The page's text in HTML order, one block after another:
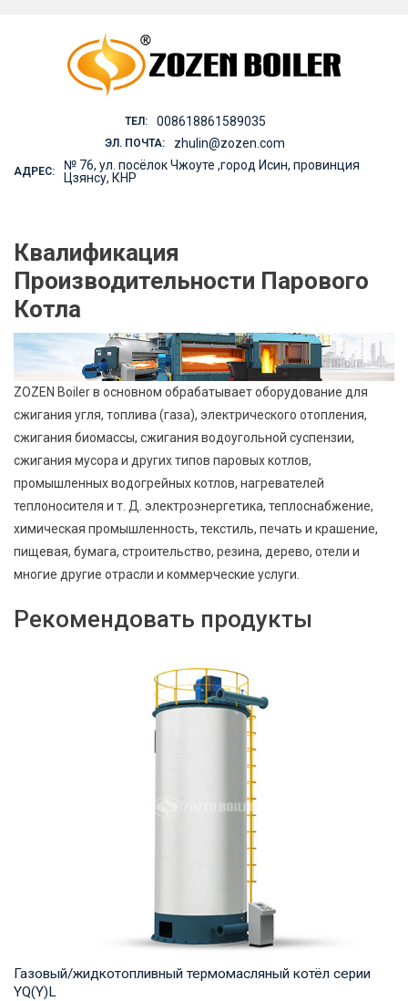
ТЕЛ: 008618861589035
ЭЛ. ПОЧТА: zhulin@zozen.com
АДРЕС:
№ 76, ул. посёлок Чжоуте ,город Исин, провинция
Цзянсу, КНР
Квалификация
Производительности Парового
Котла
ZOZEN Boiler в основном обрабатывает оборудование для
сжигания угля, топлива (газа), электрического отопления,
сжигания биомассы, сжигания водоугольной суспензии,
сжигания мусора и других типов паровых котлов,
промышленных водогрейных котлов, нагревателей
теплоносителя и т. Д. электроэнергетика, теплоснабжение,
химическая промышленность, текстиль, печать и крашение,
пищевая, бумага, строительство, резина, дерево, отели и
многие другие отрасли и коммерческие услуги.
Рекомендовать продукты
Газовый/жидкотопливный термомасляный котёл серии
YQ(Y)L